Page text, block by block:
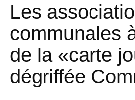
Les
communales
de la «carte
dégriffée